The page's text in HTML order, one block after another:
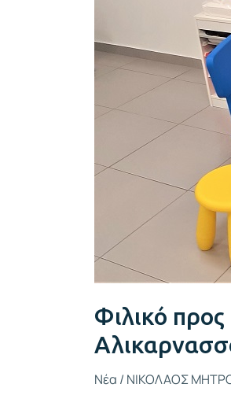
Φιλικό
Νέα / ΝΙΚΟΛΑΟΣ
το
Κέντρο
στη
Αλικαρνασσό